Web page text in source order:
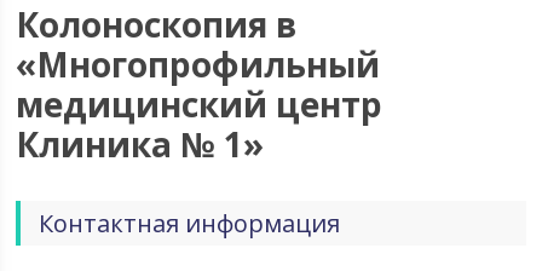
Колоноскопия в
«Многопрофильный
медицинский центр
Клиника № 1»
Контактная информация